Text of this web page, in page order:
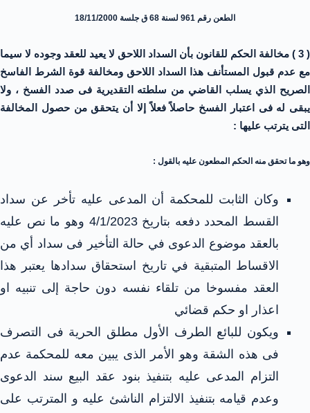
الطعن رقم 961 لسنة 68 ق جلسة 18/11/2000
( 3 ) مخالفة الحكم للقانون بأن السداد اللاحق لا يعيد للعقد وجوده لا سيما
مع عدم قبول المستأنف هذا السداد اللاحق ومخالفة قوة الشرط الفاسخ
الصريح الذي يسلب القاضي من سلطته التقديرية فى صدد الفسخ ، ولا
يبقى له فى اعتبار الفسخ حاصلاً فعلاً إلا أن يتحقق من حصول المخالفة
التى يترتب عليها :
وهو ما تحقق منه الحكم المطعون عليه بالقول :
وكان الثابت للمحكمة أن المدعى عليه تأخر عن سداد
القسط المحدد دفعه بتاريخ 4/1/2023 وهو ما نص عليه
بالعقد موضوع الدعوى في حالة التأخير فى سداد أي من
الاقساط المتبقية في تاريخ استحقاق سدادها يعتبر هذا
العقد مفسوخا من تلقاء نفسه دون حاجة إلى تنبيه او
اعذار او حكم قضائي
ويكون للبائع الطرف الأول مطلق الحرية فى التصرف
فى هذه الشقة وهو الأمر الذى يبين معه للمحكمة عدم
التزام المدعى عليه بتنفيذ بنود عقد البيع سند الدعوى
وعدم قيامه بتنفيذ الالتزام الناشئ عليه و المترتب على